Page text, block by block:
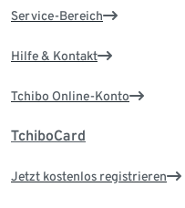
Service-Bereich
Hilfe & Kontakt
Tchibo Online-Konto
TchiboCard
Jetzt kostenlos registrieren